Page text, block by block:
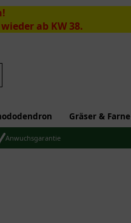
ab KW 38.
Gräser & Farne
Anwuchsgarantie